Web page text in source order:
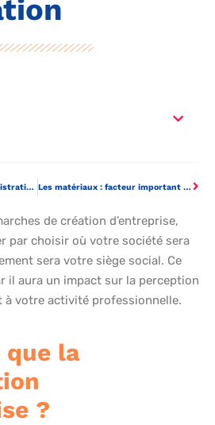
Confier les formalités administratives de votre entreprise à un CFE Les matériaux : facteur important du conditionnement
de création d’entreprise,
par choisir où votre société sera
sera votre siège social. Ce
il aura un impact sur la perception
à votre activité professionnelle.
que la
?